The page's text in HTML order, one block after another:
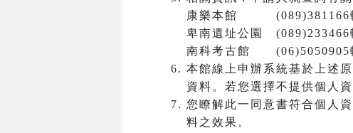
康樂本館 (089)381166
卑南遺址公園 (089)233466
南科考古館 (06)5050905
本館線上申辦系統基於上述
資料。若您選擇不提供個人
您瞭解此一同意書符合個人
料之效果。